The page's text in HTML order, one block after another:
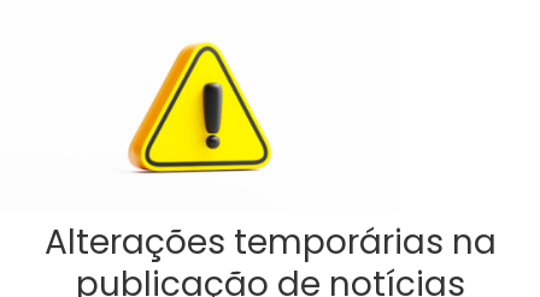
Alterações temporárias na
publicação de notícias